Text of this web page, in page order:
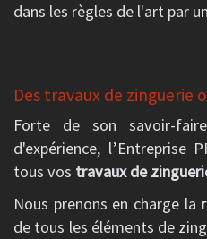
dans les règles de l'art par
Des travaux de zinguerie
Forte de son savoir-
d'expérience, l’Entreprise
tous vos travaux de
Nous prenons en charge la
de tous les éléments de